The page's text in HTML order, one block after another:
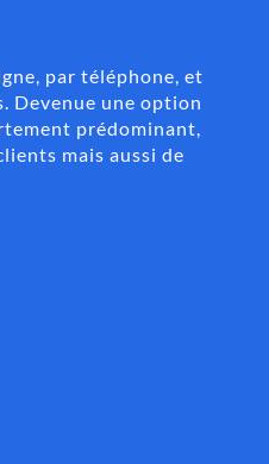
par téléphone, et
Devenue une option
prédominant,
mais aussi de